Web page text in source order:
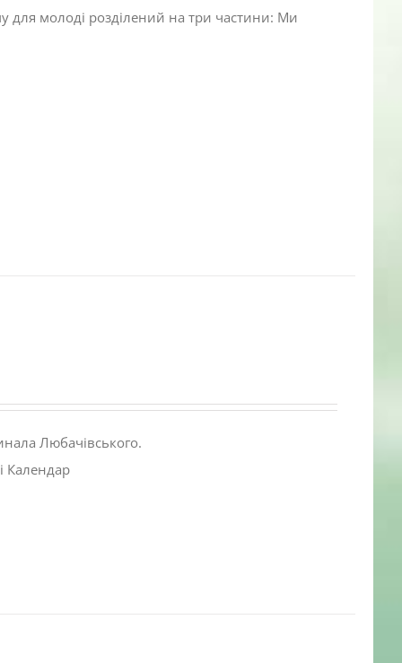
для молоді розділений на три частини: Ми
Любачівського.
Календар